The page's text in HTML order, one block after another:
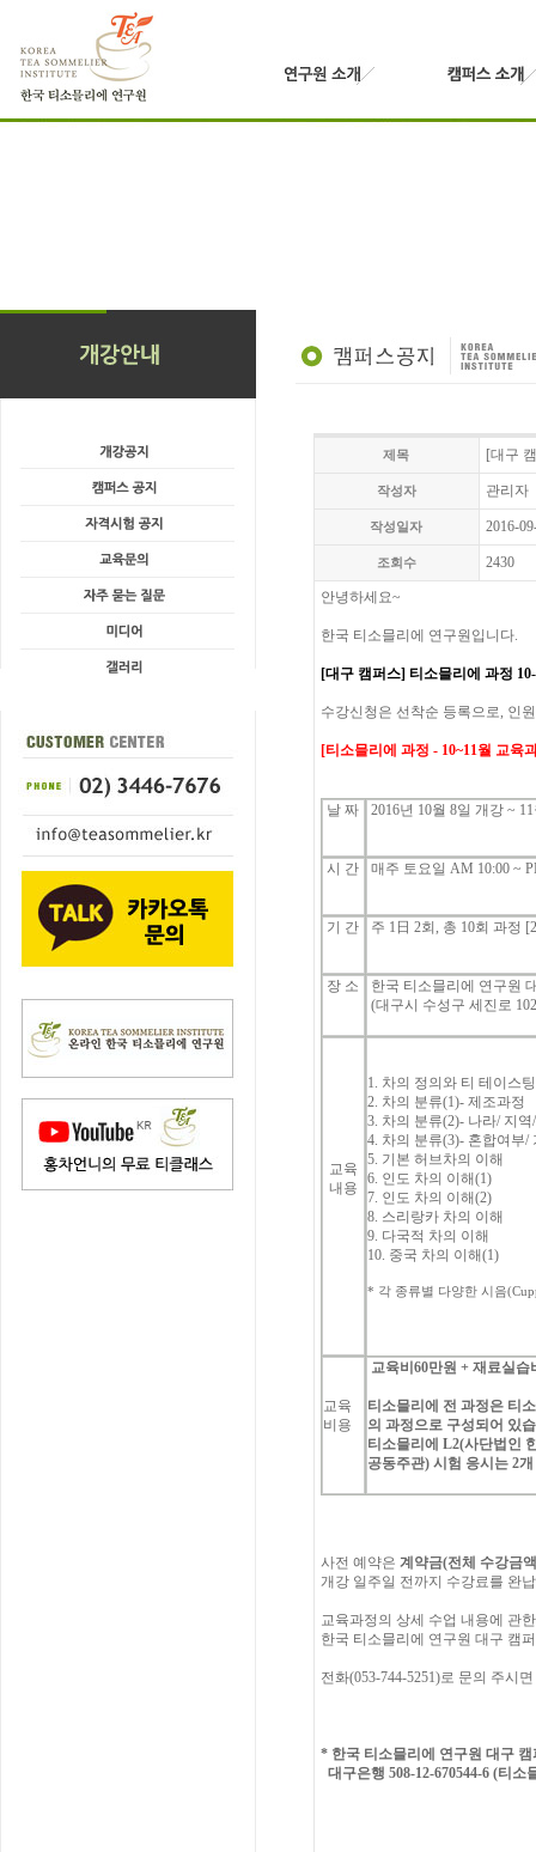
제목 [대구
작성자 관리자
작성일자 2016-
조회수 2430
안녕하세요~
한국 티소믈리에 연구원입니다.
[대구 캠퍼스] 티소믈리에 과정
수강신청은 선착순 등록으로, 인원
[티소믈리에 과정 - 10~11월 교육
날 짜 2016년 10월 8일 개강 ~ 11
시 간 매주 토요일 AM 10:00 ~
기 간 주 1 日 2회, 총 10회 과정
장 소
한국 티소믈리에 연구원
(대구시 수성구 세진로
교육
내용
1. 차의 정의와 티 테이스
2. 차의 분류(1)-제조과정
3. 차의 분류(2)- 나라/ 지역
4. 차의 분류(3)- 혼합여부/
5. 기본 허브차의 이해
6. 인도 차의 이해(1)
7. 인도 차의 이해(2)
8. 스리랑카 차의 이해
9. 다국적 차의 이해
10. 중국 차의 이해(1)
* 각 종류별 다양한 시음
교육
비용
교육비60만원 +재료실습
티소믈리에 전 과정은 티
의 과정으로 구성되어 있
티소믈리에 L2(사단법인
공동주관)시험 응시는 2개
사전 예약은 계약금(전체 수강금
개강 일주일 전까지 수강료를 완
교육과정의 상세 수업 내용에 관한
한국 티소믈리에 연구원 대구 캠
전화(053-744-5251)로 문의 주시면
* 한국 티소믈리에 연구원 대구
대구은행 508-12-670544-6 (티소